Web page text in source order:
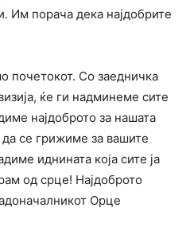
Им порача дека најдобрите
почетокот. Со заедничка
ќе ги надминеме сите
најдоброто за нашата
се грижиме за вашите
иднината која сите ја
од срце! Најдоброто
Орце